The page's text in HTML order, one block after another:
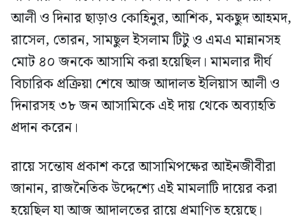
আলী ও দিনার ছাড়াও কোহিনুর, আশিক, মকছুদ আহমদ,
রাসেল, তোরন, সামছুল ইসলাম টিটু ও এমএ মান্নানসহ
মোট ৪০ জনকে আসামি করা হয়েছিল। মামলার দীর্ঘ
বিচারিক প্রক্রিয়া শেষে আজ আদালত ইলিয়াস আলী ও
দিনারসহ ৩৮ জন আসামিকে এই দায় থেকে অব্যাহতি
প্রদান করেন।
রায়ে সন্তোষ প্রকাশ করে আসামিপক্ষের আইনজীবীরা
জানান, রাজনৈতিক উদ্দেশ্যে এই মামলাটি দায়ের করা
হয়েছিল যা আজ আদালতের রায়ে প্রমাণিত হয়েছে।